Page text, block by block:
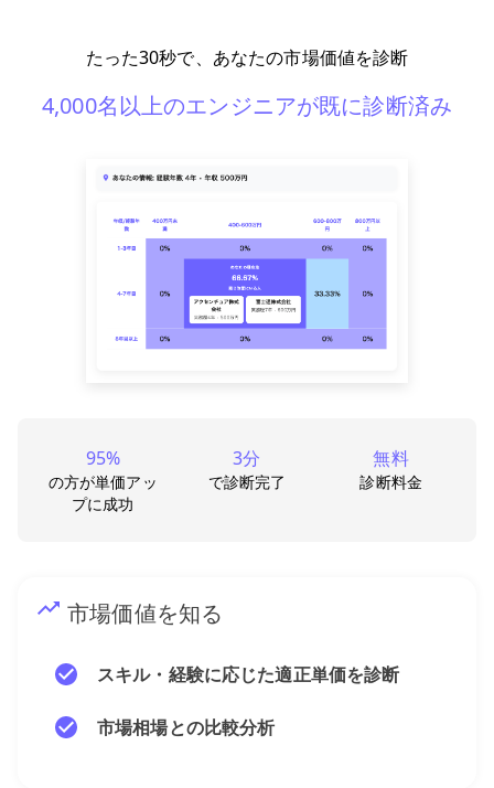
たった30秒で、あなたの市場価値を診断
4,000名以上のエンジニアが既に診断済み
95%
の方が単価アッ
プに成功
3分
で診断完了
無料
診断料金
市場価値を知る
スキル・経験に応じた適正単価を診断
市場相場との比較分析